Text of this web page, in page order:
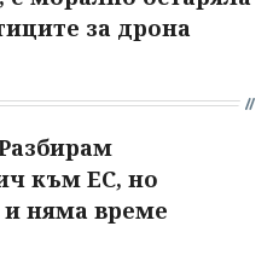
за дрона
към ЕС, но
и няма време